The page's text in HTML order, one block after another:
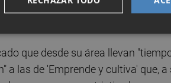
, a través de la sede
con un certificado.
que desde su área llevan
a las de 'Emprende y cultiva' que, a